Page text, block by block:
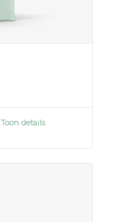
Toon details